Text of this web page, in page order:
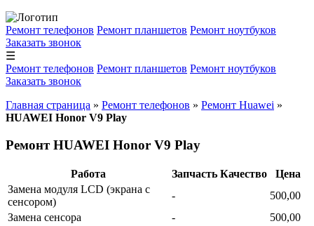
Ремонт телефонов Ремонт планшетов Ремонт ноутбуков
Заказать звонок
☰
Ремонт телефонов Ремонт планшетов Ремонт ноутбуков
Заказать звонок
Главная страница » Ремонт телефонов » Ремонт Huawei »
HUAWEI Honor V9 Play
Ремонт HUAWEI Honor V9 Play
Работа Запчасть Качество
Цена
Замена модуля LCD (экрана с
сенсором)
-
500,00
Замена сенсора
-
500,00